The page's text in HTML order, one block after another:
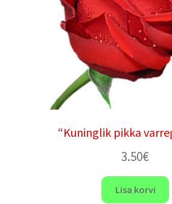
“Kuninglik pikka
3.50€
Lisa korvi